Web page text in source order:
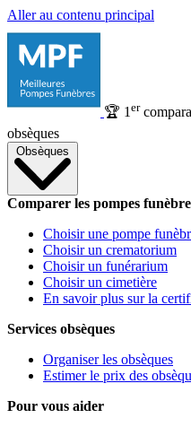
Aller au contenu principal
🏆 1 er
obsèques
Obsèques
Comparer les pompes
Choisir une pompe
Choisir un crematorium
Choisir un funérarium
Choisir un cimetière
En savoir plus sur la
Services obsèques
Organiser les obsèques
Estimer le prix des
Pour vous aider